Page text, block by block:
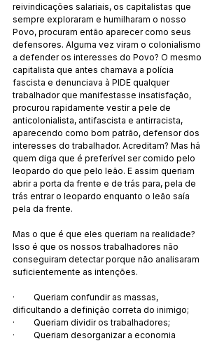
reivindicações salariais, os capitalistas que
sempre exploraram e humilharam o nosso
Povo, procuram então aparecer como seus
defensores. Alguma vez viram o colonialismo
a defender os interesses do Povo? O mesmo
capitalista que antes chamava a polícia
fascista e denunciava à PIDE qualquer
trabalhador que manifestasse insatisfação,
procurou rapidamente vestir a pele de
anticolonialista, antifascista e antirracista,
aparecendo como bom patrão, defensor dos
interesses do trabalhador. Acreditam? Mas há
quem diga que é preferível ser comido pelo
leopardo do que pelo leão. E assim queriam
abrir a porta da frente e de trás para, pela de
trás entrar o leopardo enquanto o leão saía
pela da frente.
Mas o que é que eles queriam na realidade?
Isso é que os nossos trabalhadores não
conseguiram detectar porque não analisaram
suficientemente as intenções.
·         Queriam confundir as massas,
dificultando a definição correta do inimigo;
·         Queriam dividir os trabalhadores;
·         Queriam desorganizar a economia